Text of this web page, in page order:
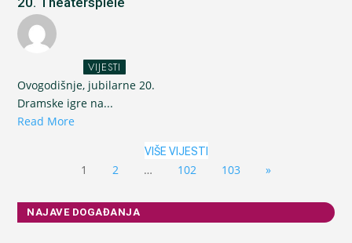
VIJESTI
Ovogodišnje, jubilarne 20.
Dramske igre na...
Read More
VIŠE VIJESTI
1 2 … 102 103 »
NAJAVE DOGAĐANJA